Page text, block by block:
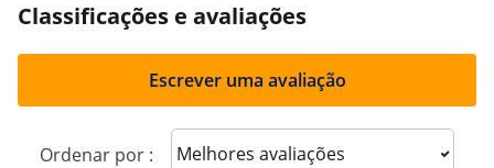
Classificações e avaliações
Escrever uma avaliação
Ordenar por : Sort reviews